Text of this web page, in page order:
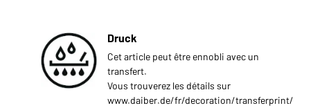
Druck
Cet article peut être ennobli avec un
transfert.
Vous trouverez les détails sur
www.daiber.de/fr/decoration/transferprint/